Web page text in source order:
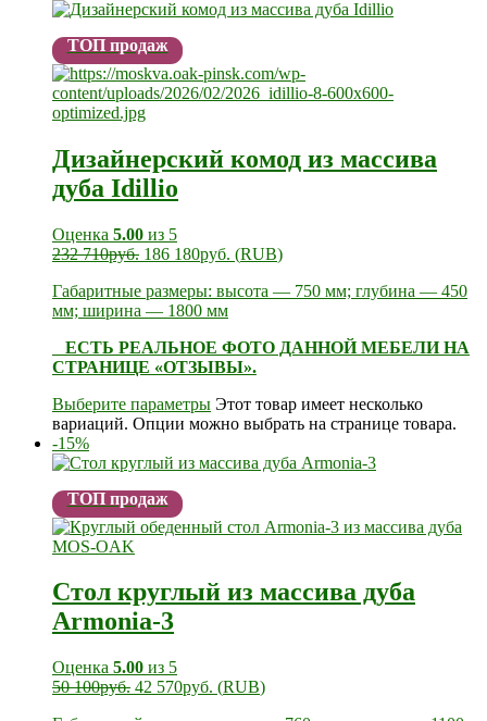
ТОП продаж
Дизайнерский комод из массива
дуба Idillio
Оценка 5.00 из 5
232 710руб. 186 180руб. (RUB)
Габаритные размеры: высота — 750 мм; глубина — 450
мм; ширина — 1800 мм
ЕСТЬ РЕАЛЬНОЕ ФОТО ДАННОЙ МЕБЕЛИ НА
СТРАНИЦЕ «ОТЗЫВЫ».
Выберите параметры Этот товар имеет несколько
вариаций. Опции можно выбрать на странице товара.
-15%
ТОП продаж
Стол круглый из массива дуба
Armonia-3
Оценка 5.00 из 5
50 100руб. 42 570руб. (RUB)